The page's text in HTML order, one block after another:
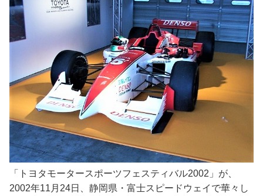
「トヨタモータースポーツフェスティバル2002」が、
2002年11月24日、静岡県・富士スピードウェイで華々し